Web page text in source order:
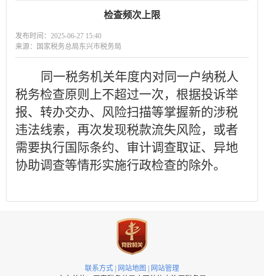
检查频次上限
发布时间：2025-06-27 15:40
来源：国家税务总局东兴市税务局
同一税务机关年度内对同一户纳税人
税务检查原则上不超过一次，根据投诉举
报、转办交办、风险扫描等掌握新的涉税
违法线索，再次发现税款流失风险，或者
需要执行国际条约、审计调查取证、异地
协助调查等情形实施行政检查的除外。
联系方式 | 网站地图 | 网站管理